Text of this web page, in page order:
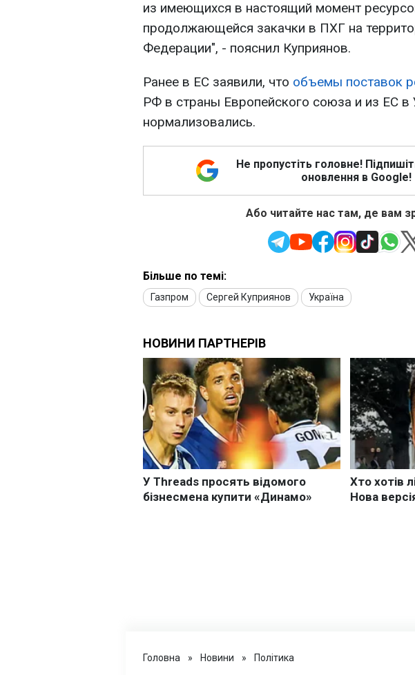
из имеющихся в настоящий момент
продолжающейся закачки в ПХГ на
Федерации", - пояснил Куприянов.
Ранее в ЕС заявили, что объемы поставок
РФ в страны Европейского союза и из ЕС в
нормализовались.
Не пропустіть головне!
оновлення в Google!
Або читайте нас там, де вам
Більше по темі:
Газпром Сергей Куприянов Україна
Головна » Новини » Політика